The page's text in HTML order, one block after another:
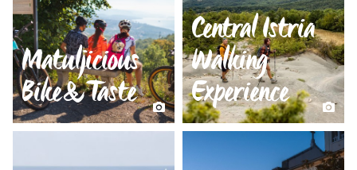
Matuljicious
Bike&Taste
Central Istria
Walking
Experience